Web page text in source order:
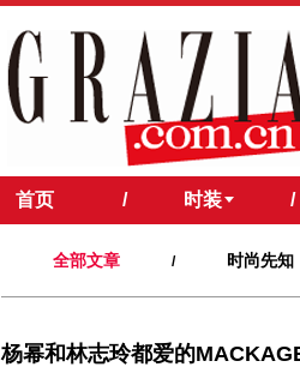
首页 / 时装 /
全部文章 / 时尚先知
杨幂和林志玲都爱的